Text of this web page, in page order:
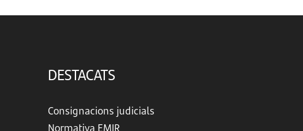
DESTACATS
Consignacions judicials
Normativa EMIR